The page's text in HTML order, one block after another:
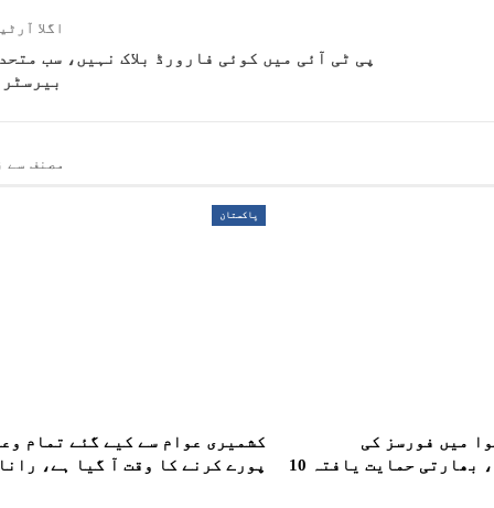
اگلا
پی ٹی آئی میں کوئی فارورڈ بلاک نہیں، سب
مصنف سے
میں فورسز کی
کارروائیاں، بھارتی حمایت یافتہ 10
پاکستان
کشمیری عوام سے کیے گئے تمام
پورے کرنے کا وقت آ گیا ہے،